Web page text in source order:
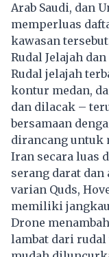
Arab Saudi, dan
memperluas
kawasan
Rudal Jelajah
Rudal jelajah
kontur medan,
dan dilacak –
bersamaan
dirancang untuk
Iran secara luas
serang darat dan
varian Quds,
memiliki
Drone
lambat dari